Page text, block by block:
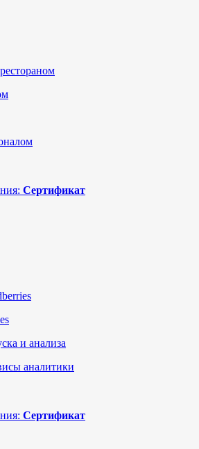
Сертификат
и анализа
аналитики
Сертификат